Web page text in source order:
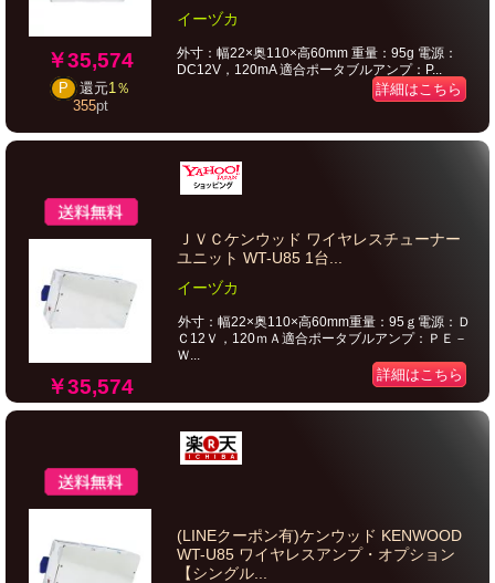
￥35,574
P 還元1％
355pt
イーヅカ
外寸：幅22×奥110×高60mm 重量：95g 電源：
DC12V，120mA 適合ポータブルアンプ：P...
詳細はこちら
￥35,574
ＪＶＣケンウッド ワイヤレスチューナー
ユニット WT-U85 1台...
イーヅカ
外寸：幅22×奥110×高60mm重量：95ｇ電源：Ｄ
Ｃ12Ｖ，120ｍＡ適合ポータブルアンプ：ＰＥ－
Ｗ...
詳細はこちら
(LINEクーポン有)ケンウッド KENWOOD
WT-U85 ワイヤレスアンプ・オプション
【シングル...